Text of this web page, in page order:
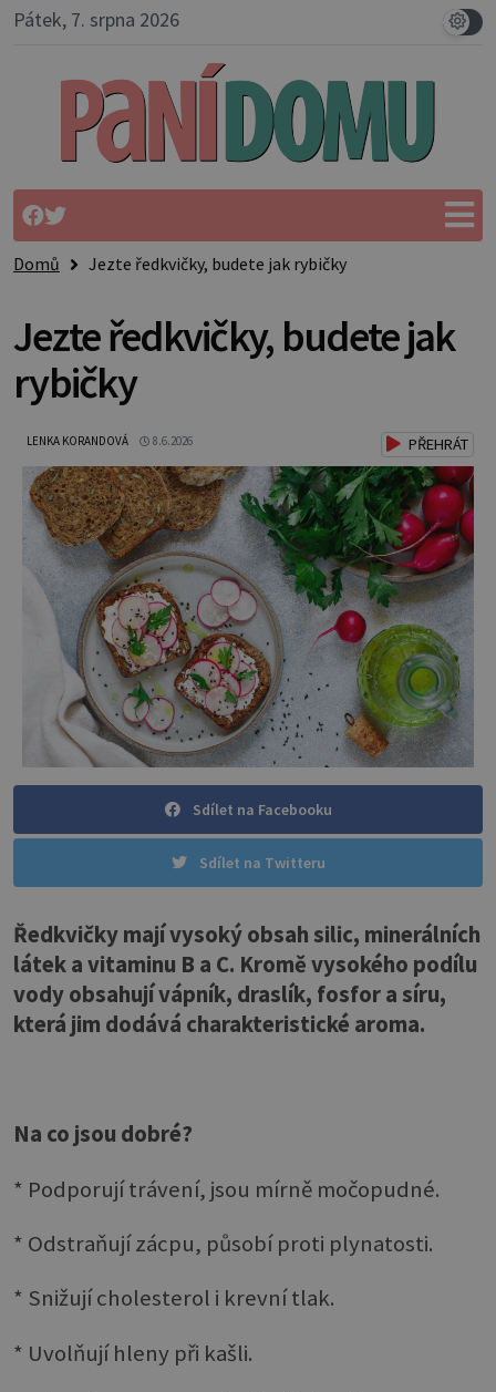
Pátek, 7. srpna 2026
Domů Jezte ředkvičky, budete jak rybičky
Jezte ředkvičky, budete jak
rybičky
LENKA KORANDOVÁ 8.6.2026 PŘEHRÁT
Sdílet na Facebooku
Sdílet na Twitteru
Ředkvičky mají vysoký obsah silic, minerálních
látek a vitaminu B a C. Kromě vysokého podílu
vody obsahují vápník, draslík, fosfor a síru,
která jim dodává charakteristické aroma.
Na co jsou dobré?
* Podporují trávení, jsou mírně močopudné.
* Odstraňují zácpu, působí proti plynatosti.
* Snižují cholesterol i krevní tlak.
* Uvolňují hleny při kašli.